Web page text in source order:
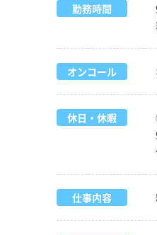
勤務時間
オンコール
休日・休暇
仕事内容